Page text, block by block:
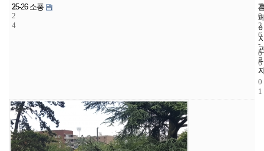
3
2
4
25-26 소풍 2
2
0
2
6
-
0
6
-
0
1